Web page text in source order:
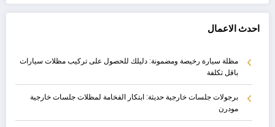
احدث الاعمال
مظلة سيارة رخيصة ومضمونة: دليلك للحصول على تركيب مظلات سيارات
باقل تكلفة
برجولات جلسات خارجية حديثة: ابتكار الفخامة لمظلات جلسات خارجية
مودرن